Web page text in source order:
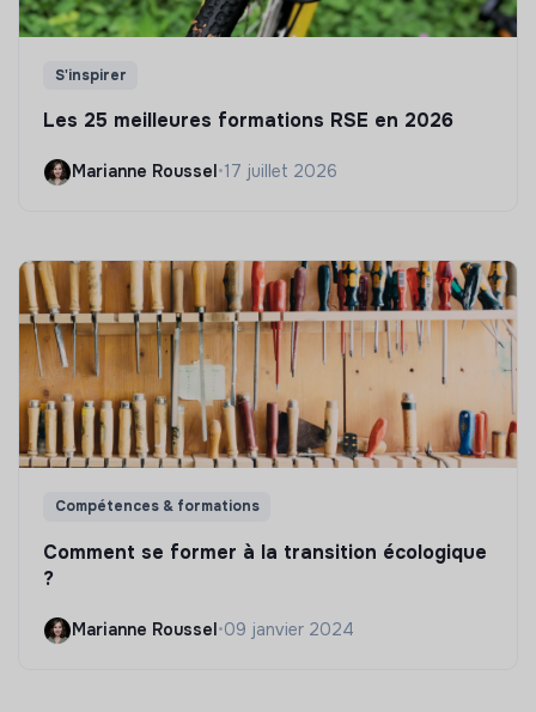
S'inspirer
Les 25 meilleures formations RSE en 2026
Marianne Roussel •17 juillet 2026
Compétences & formations
Comment se former à la transition écologique
?
Marianne Roussel•09 janvier 2024